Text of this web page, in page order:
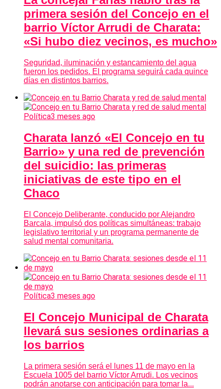
primera sesión del Concejo en el
barrio Víctor Arrudi de Charata:
«Si hubo diez vecinos, es mucho»
Seguridad, iluminación y estancamiento del agua
fueron los pedidos. El programa seguirá cada quince
días en distintos barrios.
Política3 meses ago
Charata lanzó «El Concejo en tu
Barrio» y una red de prevención
del suicidio: las primeras
iniciativas de este tipo en el
Chaco
El Concejo Deliberante, conducido por Alejandro
Barcala, impulsó dos políticas simultáneas: trabajo
legislativo territorial y un programa permanente de
salud mental comunitaria.
Política3 meses ago
El Concejo Municipal de Charata
llevará sus sesiones ordinarias a
los barrios
La primera sesión será el lunes 11 de mayo en la
Escuela 1005 del barrio Víctor Arrudi. Los vecinos
podrán anotarse con anticipación para tomar la...